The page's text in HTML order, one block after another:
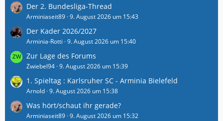
Der 2. Bundesliga-Thread
Arminiaseit89 9. August 2026 um 15:43
Der Kader 2026/2027
Arminia-Rotti 9. August 2026 um 15:40
Zur Lage des Forums
Zwiebel94 9. August 2026 um 15:39
1. Spieltag : Karlsruher SC - Arminia Bielefeld
Arnold 9. August 2026 um 15:38
Was hört/schaut ihr gerade?
Arminiaseit89 9. August 2026 um 15:32